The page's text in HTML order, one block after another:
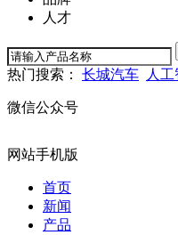
人才
热门搜索： 长城汽车 人
微信公众号
网站手机版
首页
新闻
产品